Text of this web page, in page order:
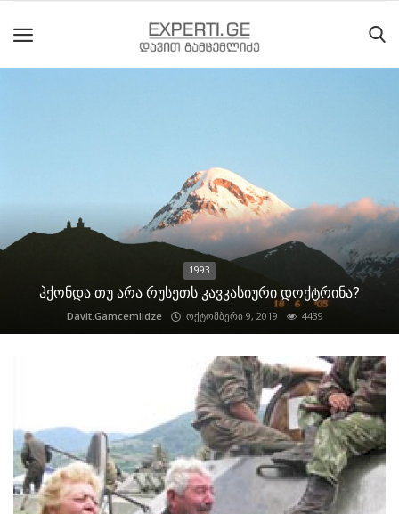
შესახებ
მოძრაობის
ისტორია
1993
ჰქონდა თუ არა რუსეთს კავკასიური დოქტრინა?
Davit.Gamcemlidze ოქტომბერი 9, 2019 4439